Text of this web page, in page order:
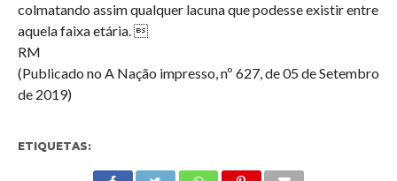
colmatando assim qualquer lacuna que podesse existir entre
aquela faixa etária. 
RM
(Publicado no A Nação impresso, nº 627, de 05 de Setembro
de 2019)
ETIQUETAS: